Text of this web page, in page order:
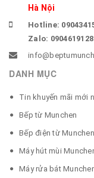
Hà Nội
Hotline:
Zalo: 0904619128
DANH MỤC
Tin khuyến mãi mới
Bếp từ Munchen
Bếp điện từ Munchen
Máy hút mùi
Máy rửa bát